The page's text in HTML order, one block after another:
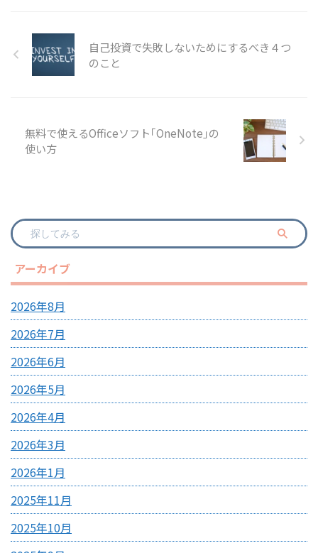
自己投資で失敗しないためにするべき４つ
のこと
無料で使えるOfficeソフト｢OneNote｣の
使い方
アーカイブ
2026年8月
2026年7月
2026年6月
2026年5月
2026年4月
2026年3月
2026年1月
2025年11月
2025年10月